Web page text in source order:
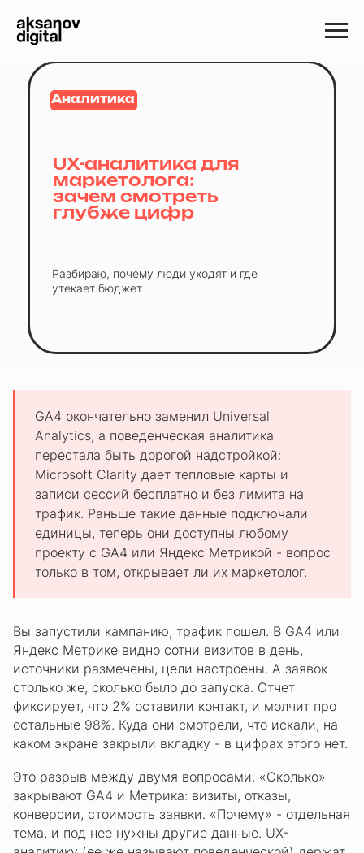
UX-аналитика для
маркетолога:
зачем смотреть
глубже цифр
Разбираю, почему люди уходят и где
утекает бюджет
Аналитика
GA4 окончательно заменил Universal
Analytics, а поведенческая аналитика
перестала быть дорогой надстройкой:
Microsoft Clarity дает тепловые карты и
записи сессий бесплатно и без лимита на
трафик. Раньше такие данные подключали
единицы, теперь они доступны любому
проекту с GA4 или Яндекс Метрикой - вопрос
только в том, открывает ли их маркетолог.
Вы запустили кампанию, трафик пошел. В GA4 или
Яндекс Метрике видно сотни визитов в день,
источники размечены, цели настроены. А заявок
столько же, сколько было до запуска. Отчет
фиксирует, что 2% оставили контакт, и молчит про
остальные 98%. Куда они смотрели, что искали, на
каком экране закрыли вкладку - в цифрах этого нет.
Это разрыв между двумя вопросами. «Сколько»
закрывают GA4 и Метрика: визиты, отказы,
конверсии, стоимость заявки. «Почему» - отдельная
тема, и под нее нужны другие данные. UX-